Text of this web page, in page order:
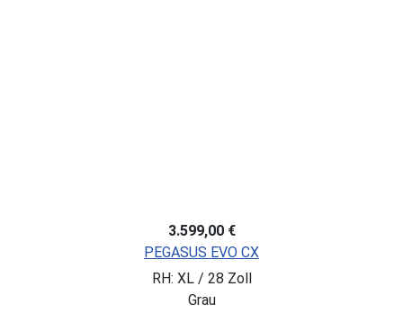
3.599,00 €
PEGASUS EVO CX
RH: XL / 28 Zoll
Grau